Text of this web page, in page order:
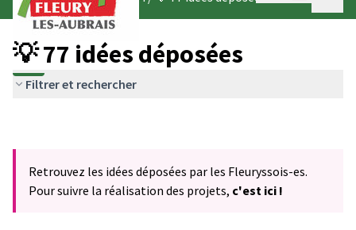
💡 77 idées déposées
Filtrer et rechercher
Retrouvez les idées déposées par les Fleuryssois-es.
Pour suivre la réalisation des projets, c'est ici !